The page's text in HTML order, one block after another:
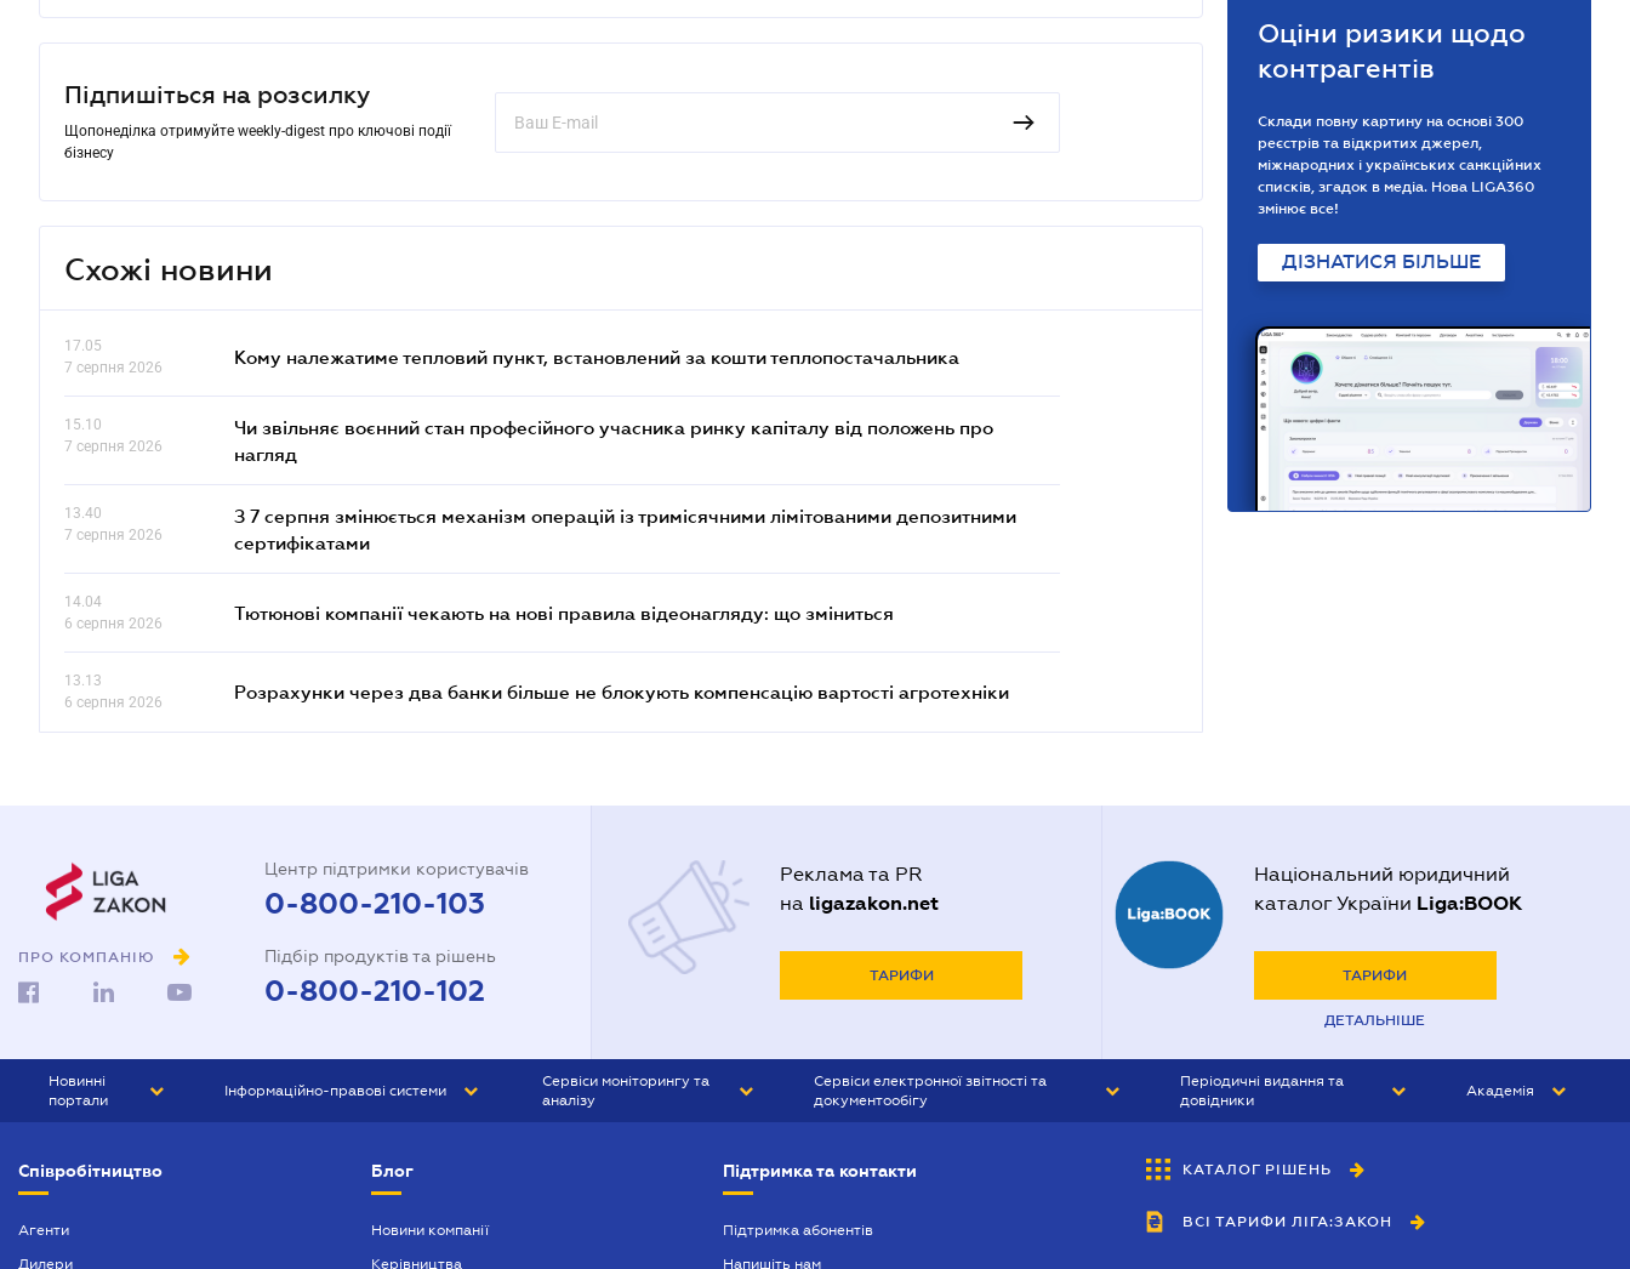
Підпишіться на розсилку
Щопонеділка отримуйте weekly-digest про ключові події
бізнесу
Схожі новини
17.05
7 серпня 2026
Кому належатиме тепловий пункт, встановлений за кошти теплопостачальника
15.10
7 серпня 2026
Чи звільняє воєнний стан професійного учасника ринку капіталу від положень про
нагляд
13.40
7 серпня 2026
З 7 серпня змінюється механізм операцій із тримісячними лімітованими депозитними
сертифікатами
14.04
6 серпня 2026
Тютюнові компанії чекають на нові правила відеонагляду: що зміниться
13.13
6 серпня 2026
Розрахунки через два банки більше не блокують компенсацію вартості агротехніки
Оціни ризики щодо
контрагентів
Склади повну картину на основі 300
реєстрів та відкритих джерел,
міжнародних і українських санкційних
списків, згадок в медіа. Нова LIGA360
змінює все!
ДІЗНАТИСЯ БІЛЬШЕ
ПРО КОМПАНІЮ
Центр підтримки користувачів
0-800-210-103
Підбір продуктів та рішень
0-800-210-102
Реклама та PR
на ligazakon.net
ТАРИФИ
Національний юридичний
каталог України Liga:BOOK
ТАРИФИ
ДЕТАЛЬНІШЕ
Новинні
портали
БІЗНЕС
Інформаційно-правові системи
БУХГАЛТЕР ПРОФ
Сервіси моніторингу та
аналізу
Сервіси електронної звітності та
документообігу
Періодичні видання та
довідники
БУХГАЛТЕР&ЗАКОН
ВІСНИК МСФЗ
Академія
Співробітництво
Агенти
Дилери
Блог
Новини компанії
Керівництва
Підтримка та контакти
Підтримка абонентів
Напишіть нам
КАТАЛОГ РІШЕНЬ
ВСІ ТАРИФИ ЛІГА:ЗАКОН